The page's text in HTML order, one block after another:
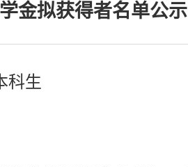
金拟获得者名单公示
科生